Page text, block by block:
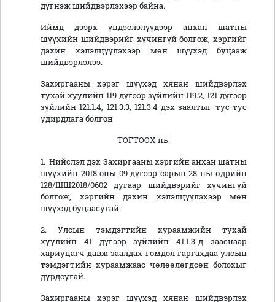
дүгнэж шийдвэрлэхээр байна.
Иймд дээрх үндэслэлүүдээр анхан шатны
шүүхийн шийдвэрийг хүчингүй болгож, хэргийг
дахин хэлэлцүүлэхээр мөн шүүхэд буцааж
шийдвэрлэлээ.
Захиргааны хэрэг шүүхэд хянан шийдвэрлэх
тухай хуулийн 119 дүгээр зүйлийн 119.2, 121 дүгээр
зүйлийн 121.1.4, 121.3.3, 121.3.4 дэх заалтыг тус тус
удирдлага болгон
ТОГТООХ нь:
1. Нийслэл дэх Захиргааны хэргийн анхан шатны
шүүхийн 2018 оны 09 дүгээр сарын 28-ны өдрийн
128/ШШ2018/0602 дугаар шийдвэрийг хүчингүй
болгож, хэргийн дахин хэлэлцүүлэхээр мөн
шүүхэд буцаасугай.
2. Улсын тэмдэгтийн хураамжийн тухай
хуулийн 41 дүгээр зүйлийн 41.1.3-д зааснаар
хариуцагч давж заалдах гомдол гаргахдаа улсын
тэмдэгтийн хураамжаас чөлөөлөгдсөн болохыг
дурдсугай.
Захиргааны хэрэг шүүхэд хянан шийдвэрлэх